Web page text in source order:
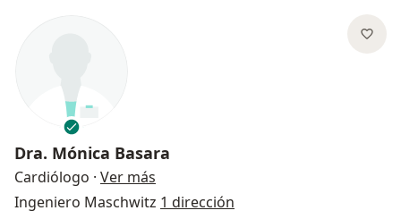
Dra. Mónica Basara
Cardiólogo · Ver más
Ingeniero Maschwitz 1 dirección